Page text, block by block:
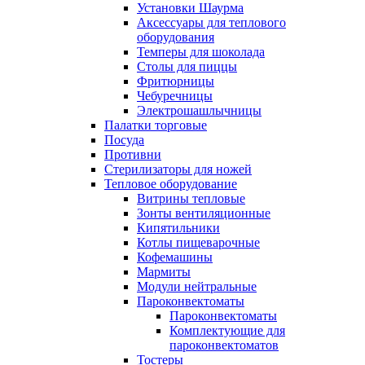
Установки Шаурма
Аксессуары для теплового
оборудования
Темперы для шоколада
Столы для пиццы
Фритюрницы
Чебуречницы
Электрошашлычницы
Палатки торговые
Посуда
Противни
Стерилизаторы для ножей
Тепловое оборудование
Витрины тепловые
Зонты вентиляционные
Кипятильники
Котлы пищеварочные
Кофемашины
Мармиты
Модули нейтральные
Пароконвектоматы
Пароконвектоматы
Комплектующие для
пароконвектоматов
Тостеры